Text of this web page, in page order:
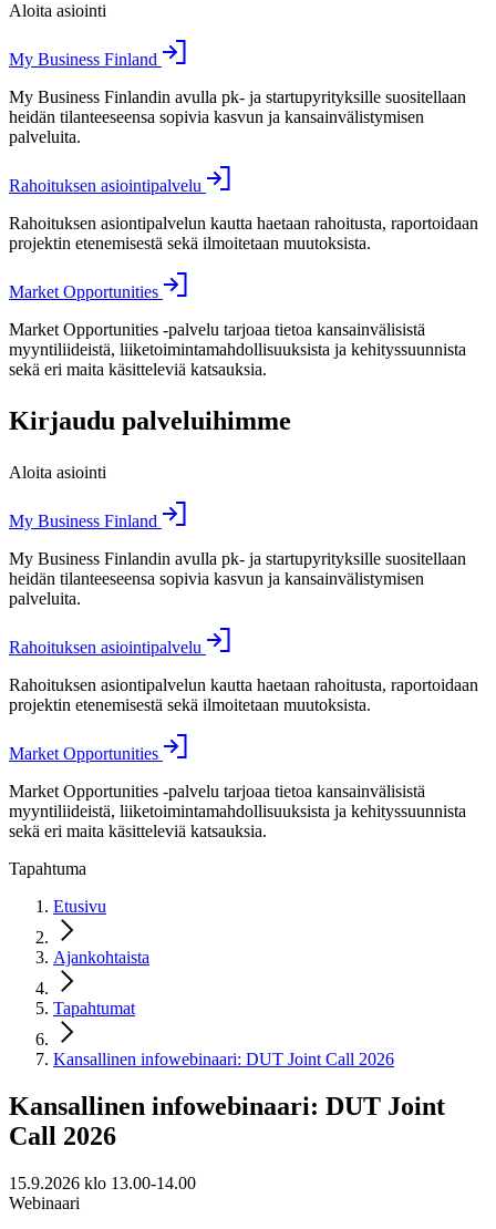
Aloita asiointi
My Business Finland
My Business Finlandin avulla pk- ja startupyrityksille suositellaan
heidän tilanteeseensa sopivia kasvun ja kansainvälistymisen
palveluita.
Rahoituksen asiointipalvelu
Rahoituksen asiontipalvelun kautta haetaan rahoitusta, raportoidaan
projektin etenemisestä sekä ilmoitetaan muutoksista.
Market Opportunities
Market Opportunities -palvelu tarjoaa tietoa kansainvälisistä
myyntiliideistä, liiketoimintamahdollisuuksista ja kehityssuunnista
sekä eri maita käsitteleviä katsauksia.
Kirjaudu palveluihimme
Aloita asiointi
My Business Finland
My Business Finlandin avulla pk- ja startupyrityksille suositellaan
heidän tilanteeseensa sopivia kasvun ja kansainvälistymisen
palveluita.
Rahoituksen asiointipalvelu
Rahoituksen asiontipalvelun kautta haetaan rahoitusta, raportoidaan
projektin etenemisestä sekä ilmoitetaan muutoksista.
Market Opportunities
Market Opportunities -palvelu tarjoaa tietoa kansainvälisistä
myyntiliideistä, liiketoimintamahdollisuuksista ja kehityssuunnista
sekä eri maita käsitteleviä katsauksia.
Tapahtuma
Etusivu
Ajankohtaista
Tapahtumat
Kansallinen infowebinaari: DUT Joint Call 2026
Kansallinen infowebinaari: DUT Joint
Call 2026
15.9.2026 klo 13.00-14.00
Webinaari